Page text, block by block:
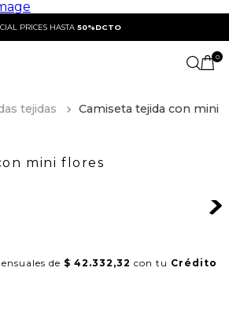
PRICES HASTA 50%DCTO
0
tejidas
Camiseta tejida con mini
mini flores
de $ 42.332,32 con tu Crédito